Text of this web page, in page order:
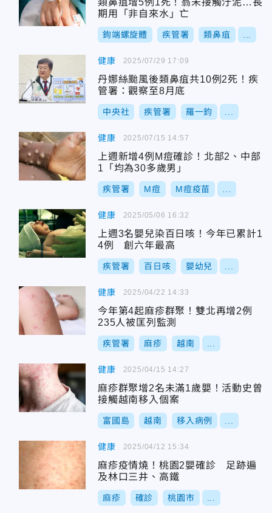
類鼻疽增5例1死！翁未接觸汙泥…長
期用「非自來水」亡
鉤端螺旋體 疾管署 類鼻疽
健康
丹娜絲颱風後類鼻疽共10例2死！疾
管署：觀察至8月底
中央社 疾管署 羅一鈞
2025/07/29 17:09
健康
上週新增4例M痘確診！北部2、中部
1「均為30多歲男」
疾管署 M痘 M痘疫苗
2025/07/15 14:57
健康
上週3名嬰兒染百日咳！今年已累計1
4例 創六年最高
疾管署 百日咳 嬰幼兒
2025/05/06 16:32
健康
今年第4起麻疹群聚！雙北再增2例
235人被匡列監測
疾管署 麻疹 越南
2025/04/22 14:33
健康
麻疹群聚增2名未滿1歲嬰！活動史曾
接觸越南移入個案
富國島 越南 移入病例
2025/04/15 14:27
健康
麻疹疫情燒！桃園2嬰確診 足跡遍
及林口三井、高鐵
麻疹 確診 桃園市
2025/04/12 15:34